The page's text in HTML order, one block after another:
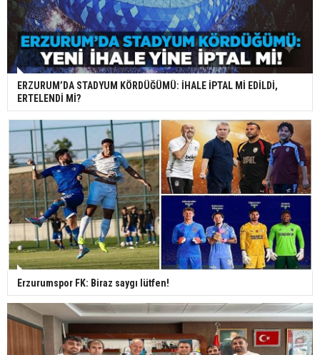
ERZURUM’DA STADYUM KÖRDÜĞÜMÜ: İHALE İPTAL Mİ EDİLDİ,
ERTELENDİ Mİ?
Erzurumspor FK: Biraz saygı lütfen!